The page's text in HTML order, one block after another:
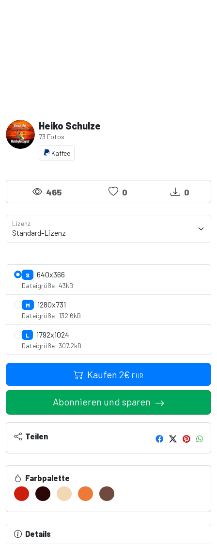
Heiko Schulze
73 Fotos
Kaffee
465 0 0
Lizenz
S 640x366
Dateigröße: 43kB
M 1280x731
Dateigröße: 132.6kB
L 1792x1024
Dateigröße: 307.2kB
Kaufen 2€ EUR
Abonnieren und sparen
Teilen
Farbpalette
Details